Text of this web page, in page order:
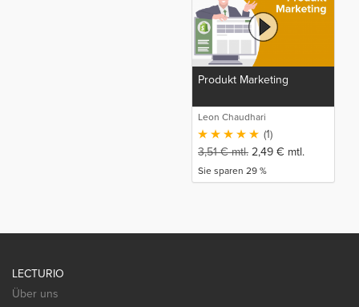
Produkt Marketing
Leon Chaudhari
(1)
3,51€mtl. 2,49 € mtl.
Sie sparen 29 %
LECTURIO
Über uns